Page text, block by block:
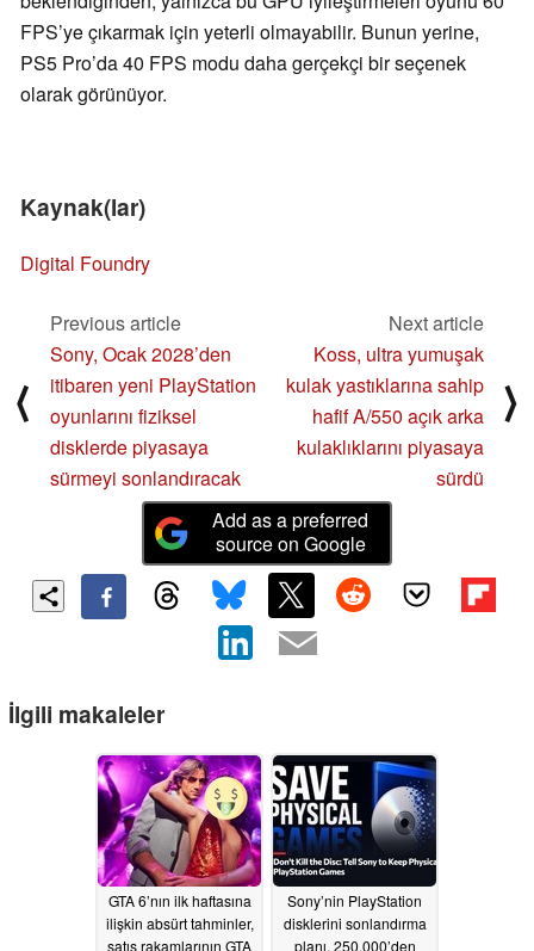
FPS’ye çıkarmak için yeterli olmayabilir. Bunun yerine,
PS5 Pro’da 40 FPS modu daha gerçekçi bir seçenek
olarak görünüyor.
Kaynak(lar)
Digital Foundry
⟨
Previous article
Sony, Ocak 2028’den
itibaren yeni PlayStation
oyunlarını fiziksel
disklerde piyasaya
sürmeyi sonlandıracak
Next article
Koss, ultra yumuşak
kulak yastıklarına sahip
hafif A/550 açık arka
kulaklıklarını piyasaya
sürdü
⟩
Add as a preferred
source on Google
İlgili makaleler
GTA 6’nın ilk haftasına
ilişkin absürt tahminler,
satış rakamlarının GTA
Sony’nin PlayStation
disklerini sonlandırma
planı, 250.000’den